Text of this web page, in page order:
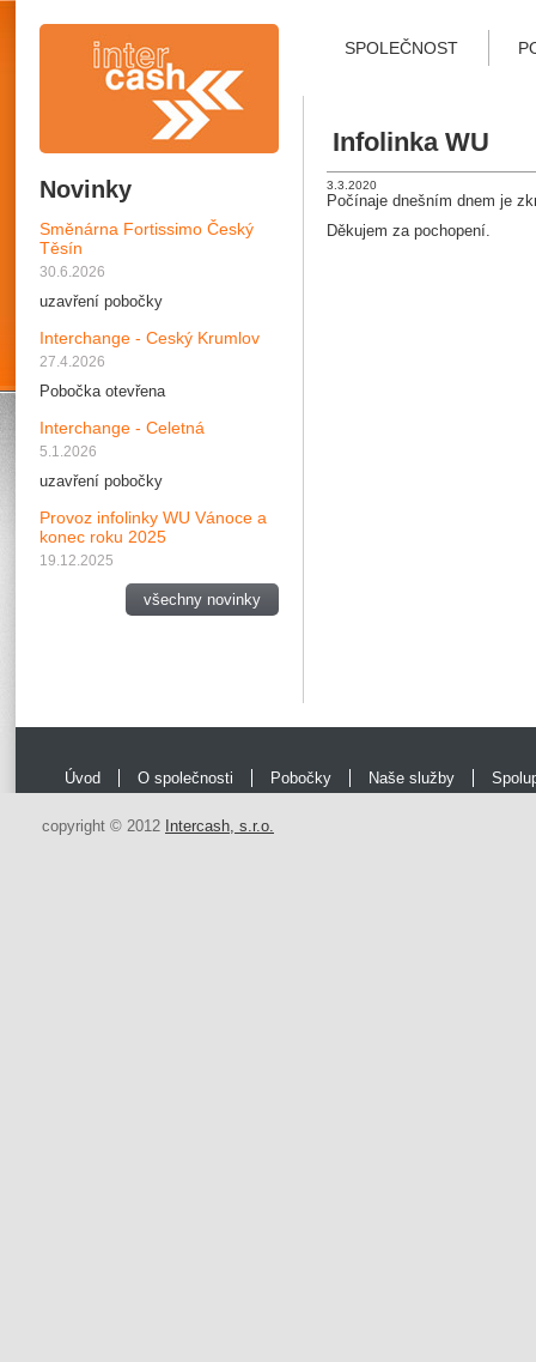
SPOLEČNOST
Novinky
Směnárna Fortissimo Český
Těsín
30.6.2026
uzavření pobočky
Interchange - Ceský Krumlov
27.4.2026
Pobočka otevřena
Interchange - Celetná
5.1.2026
uzavření pobočky
Provoz infolinky WU Vánoce a
konec roku 2025
19.12.2025
všechny novinky
Infolinka WU
3.3.2020
Počínaje dnešním dnem je
Děkujem za pochopení.
Úvod O společnosti Pobočky Naše služby
copyright © 2012 Intercash, s.r.o.